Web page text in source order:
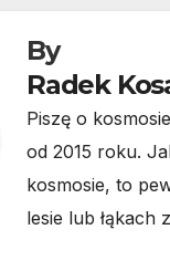
By
Radek
Piszę o
od 2015 roku.
kosmosie, to
lesie lub łąkach